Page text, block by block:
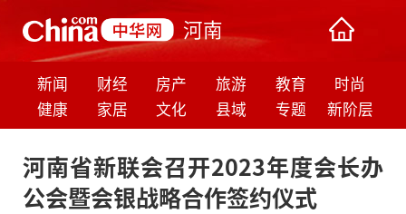
河南
新闻 财经 房产 旅游 教育
时尚
健康
家居 文化 县域 专题 新阶层
河南省新联会召开2023年度会长办
公会暨会银战略合作签约仪式